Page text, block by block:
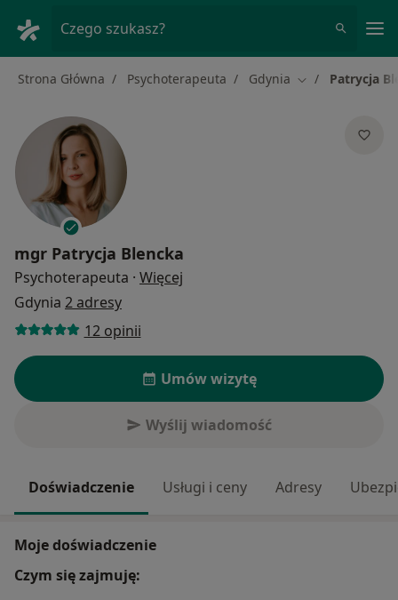
Czego szukasz?
Strona Główna Psychoterapeuta Gdynia Zmień miasto
Patrycja
mgr Patrycja Blencka
Psychoterapeuta · Więcej
Gdynia 2 adresy
12 opinii
Umów wizytę
Wyślij wiadomość
Doświadczenie Usługi i ceny Adresy
Moje doświadczenie
Czym się zajmuję: